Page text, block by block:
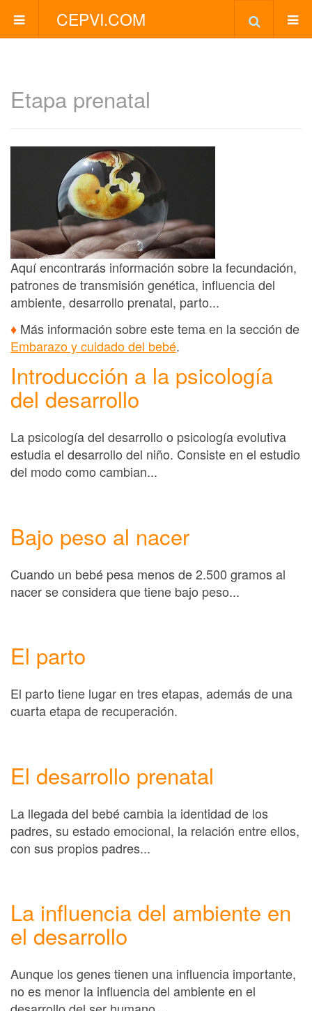
CEPVI.COM
Etapa prenatal
Aquí encontrarás información sobre la fecundación,
patrones de transmisión genética, influencia del
ambiente, desarrollo prenatal, parto...
♦ Más información sobre este tema en la sección de
Embarazo y cuidado del bebé.
Introducción a la psicología
del desarrollo
La psicología del desarrollo o psicología evolutiva
estudia el desarrollo del niño. Consiste en el estudio
del modo como cambian...
Bajo peso al nacer
Cuando un bebé pesa menos de 2.500 gramos al
nacer se considera que tiene bajo peso...
El parto
El parto tiene lugar en tres etapas, además de una
cuarta etapa de recuperación.
El desarrollo prenatal
La llegada del bebé cambia la identidad de los
padres, su estado emocional, la relación entre ellos,
con sus propios padres...
La influencia del ambiente en
el desarrollo
Aunque los genes tienen una influencia importante,
no es menor la influencia del ambiente en el